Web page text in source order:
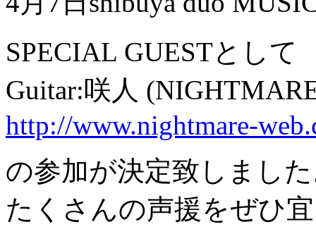
SPECIAL GUESTとして
Guitar:咲人
http://www.nightmare-
の参加が決定致しまし
たくさんの声援をぜひ